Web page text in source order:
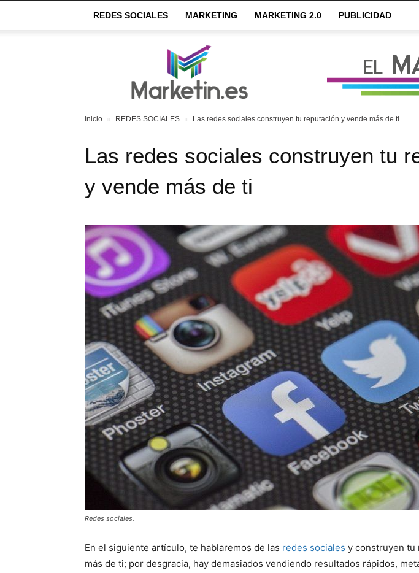
REDES SOCIALES MARKETING MARKETING 2.0 PUBLICIDAD
Inicio REDES SOCIALES Las redes sociales construyen tu reputación y vende más de ti
Las redes sociales construyen tu
y vende más de ti
Redes sociales.
En el siguiente artículo, te hablaremos de las redes sociales y construyen tu
más de ti; por desgracia, hay demasiados vendiendo resultados rápidos,